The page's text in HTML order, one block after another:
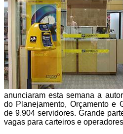
anunciaram esta semana a
do Planejamento, Orçamento e
de 9.904 servidores. Grande
vagas para carteiros e